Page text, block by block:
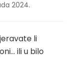
2024.
li
ili u bilo